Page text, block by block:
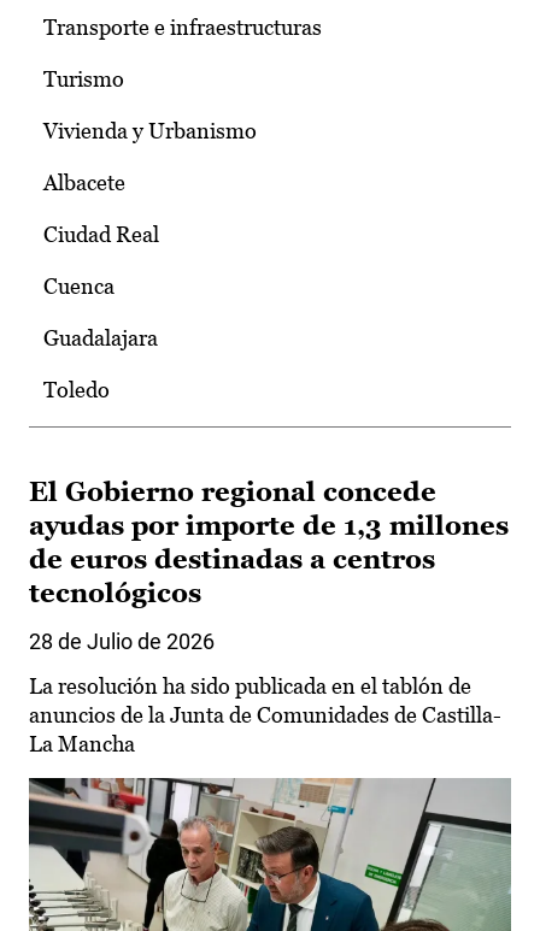
Transporte e infraestructuras
Turismo
Vivienda y Urbanismo
Albacete
Ciudad Real
Cuenca
Guadalajara
Toledo
El Gobierno regional concede
ayudas por importe de 1,3 millones
de euros destinadas a centros
tecnológicos
28 de Julio de 2026
La resolución ha sido publicada en el tablón de
anuncios de la Junta de Comunidades de Castilla-
La Mancha